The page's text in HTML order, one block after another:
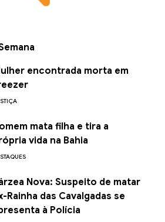
encontrada morta em
mata filha e tira a
vida na Bahia
Nova: Suspeito de matar
Rainha das Cavalgadas se
à Polícia